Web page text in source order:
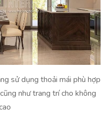
sử dụng thoải mái phù hợp
như trang trí cho không